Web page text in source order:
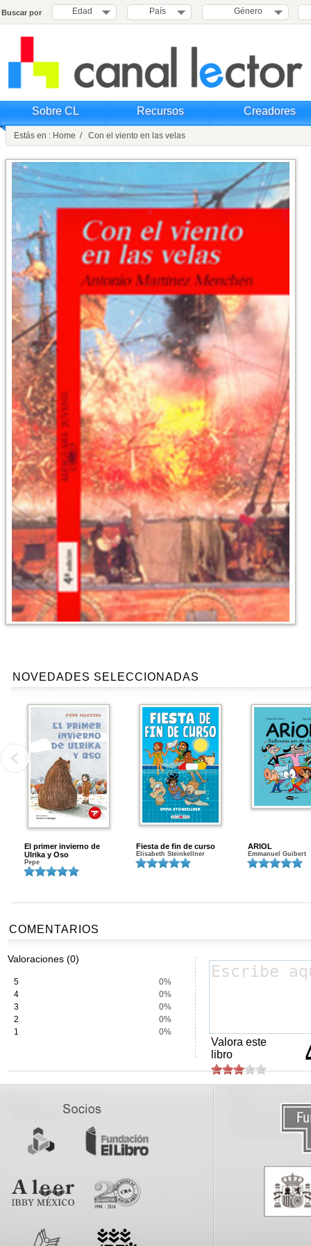
Buscar por Edad País Género
Sobre CL Recursos Creadores
Estás en : Home / Con el viento en las velas
NOVEDADES SELECCIONADAS
El primer invierno de
Ulrika y Oso
Pepe
Fiesta de fin de curso
Elisabeth Steinkellner
ARIOL
Emmanuel Guibert
COMENTARIOS
Valoraciones (0)
5
0%
4
0%
3
0%
2
0%
1
0%
Valora este
libro